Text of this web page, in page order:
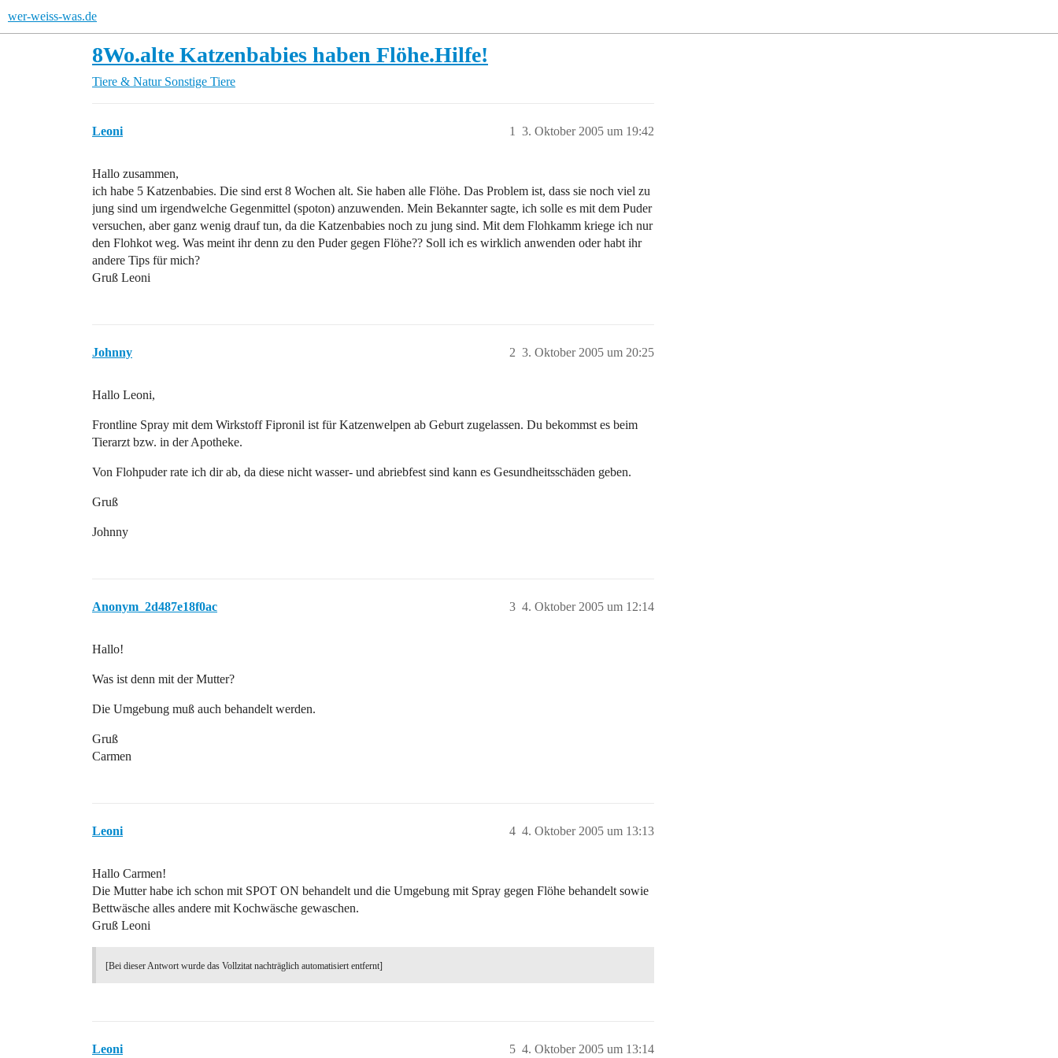
wer-weiss-was.de
8Wo.alte Katzenbabies haben Flöhe.Hilfe!
Tiere & Natur Sonstige Tiere
Leoni 3. Oktober 2005 um 19:42
1
Hallo zusammen,
ich habe 5 Katzenbabies. Die sind erst 8 Wochen alt. Sie haben alle Flöhe. Das Problem ist, dass sie noch viel zu
jung sind um irgendwelche Gegenmittel (spoton) anzuwenden. Mein Bekannter sagte, ich solle es mit dem Puder
versuchen, aber ganz wenig drauf tun, da die Katzenbabies noch zu jung sind. Mit dem Flohkamm kriege ich nur
den Flohkot weg. Was meint ihr denn zu den Puder gegen Flöhe?? Soll ich es wirklich anwenden oder habt ihr
andere Tips für mich?
Gruß Leoni
Johnny 3. Oktober 2005 um 20:25
2
Hallo Leoni,
Frontline Spray mit dem Wirkstoff Fipronil ist für Katzenwelpen ab Geburt zugelassen. Du bekommst es beim
Tierarzt bzw. in der Apotheke.
Von Flohpuder rate ich dir ab, da diese nicht wasser- und abriebfest sind kann es Gesundheitsschäden geben.
Gruß
Johnny
Anonym_2d487e18f0ac 4. Oktober 2005 um 12:14
3
Hallo!
Was ist denn mit der Mutter?
Die Umgebung muß auch behandelt werden.
Gruß
Carmen
Leoni 4. Oktober 2005 um 13:13
4
Hallo Carmen!
Die Mutter habe ich schon mit SPOT ON behandelt und die Umgebung mit Spray gegen Flöhe behandelt sowie
Bettwäsche alles andere mit Kochwäsche gewaschen.
Gruß Leoni
[Bei dieser Antwort wurde das Vollzitat nachträglich automatisiert entfernt]
Leoni 4. Oktober 2005 um 13:14
5